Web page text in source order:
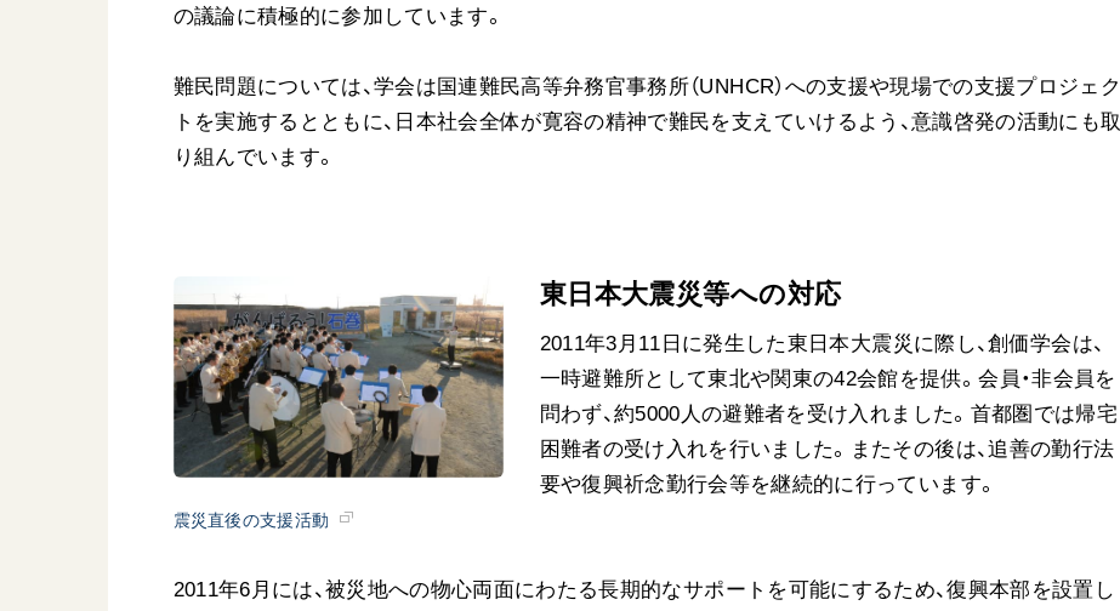
の議論に積極的に参加しています。
難民問題については、学会は国連難民高等弁務官事務所（UNHCR）への支援や現場での支援プロジェク
トを実施するとともに、日本社会全体が寛容の精神で難民を支えていけるよう、意識啓発の活動にも取
り組んでいます。
東日本大震災等への対応
2011年3月11日に発生した東日本大震災に際し、創価学会は、
一時避難所として東北や関東の42会館を提供。会員・非会員を
問わず、約5000人の避難者を受け入れました。首都圏では帰宅
困難者の受け入れを行いました。またその後は、追善の勤行法
要や復興祈念勤行会等を継続的に行っています。
震災直後の支援活動
2011年6月には、被災地への物心両面にわたる長期的なサポートを可能にするため、復興本部を設置し